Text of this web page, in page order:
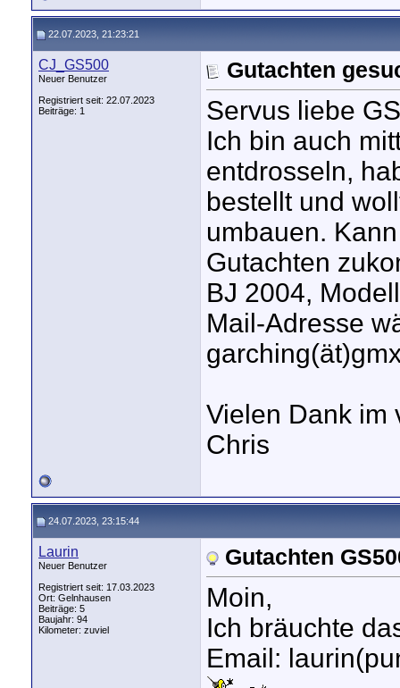
22.07.2023, 21:23:21
CJ_GS500
Neuer Benutzer
Registriert seit: 22.07.2023
Beiträge: 1
Gutachten
Servus liebe
Ich bin auch
entdrosseln,
bestellt und
umbauen.
Gutachten
BJ 2004,
Mail-Adresse
Vielen Dank im
Chris
24.07.2023, 23:15:44
Laurin
Neuer Benutzer
Registriert seit: 17.03.2023
Ort: Gelnhausen
Beiträge: 5
Baujahr: 94
Kilometer: zuviel
Gutachten
Moin,
Ich bräuchte
Email: